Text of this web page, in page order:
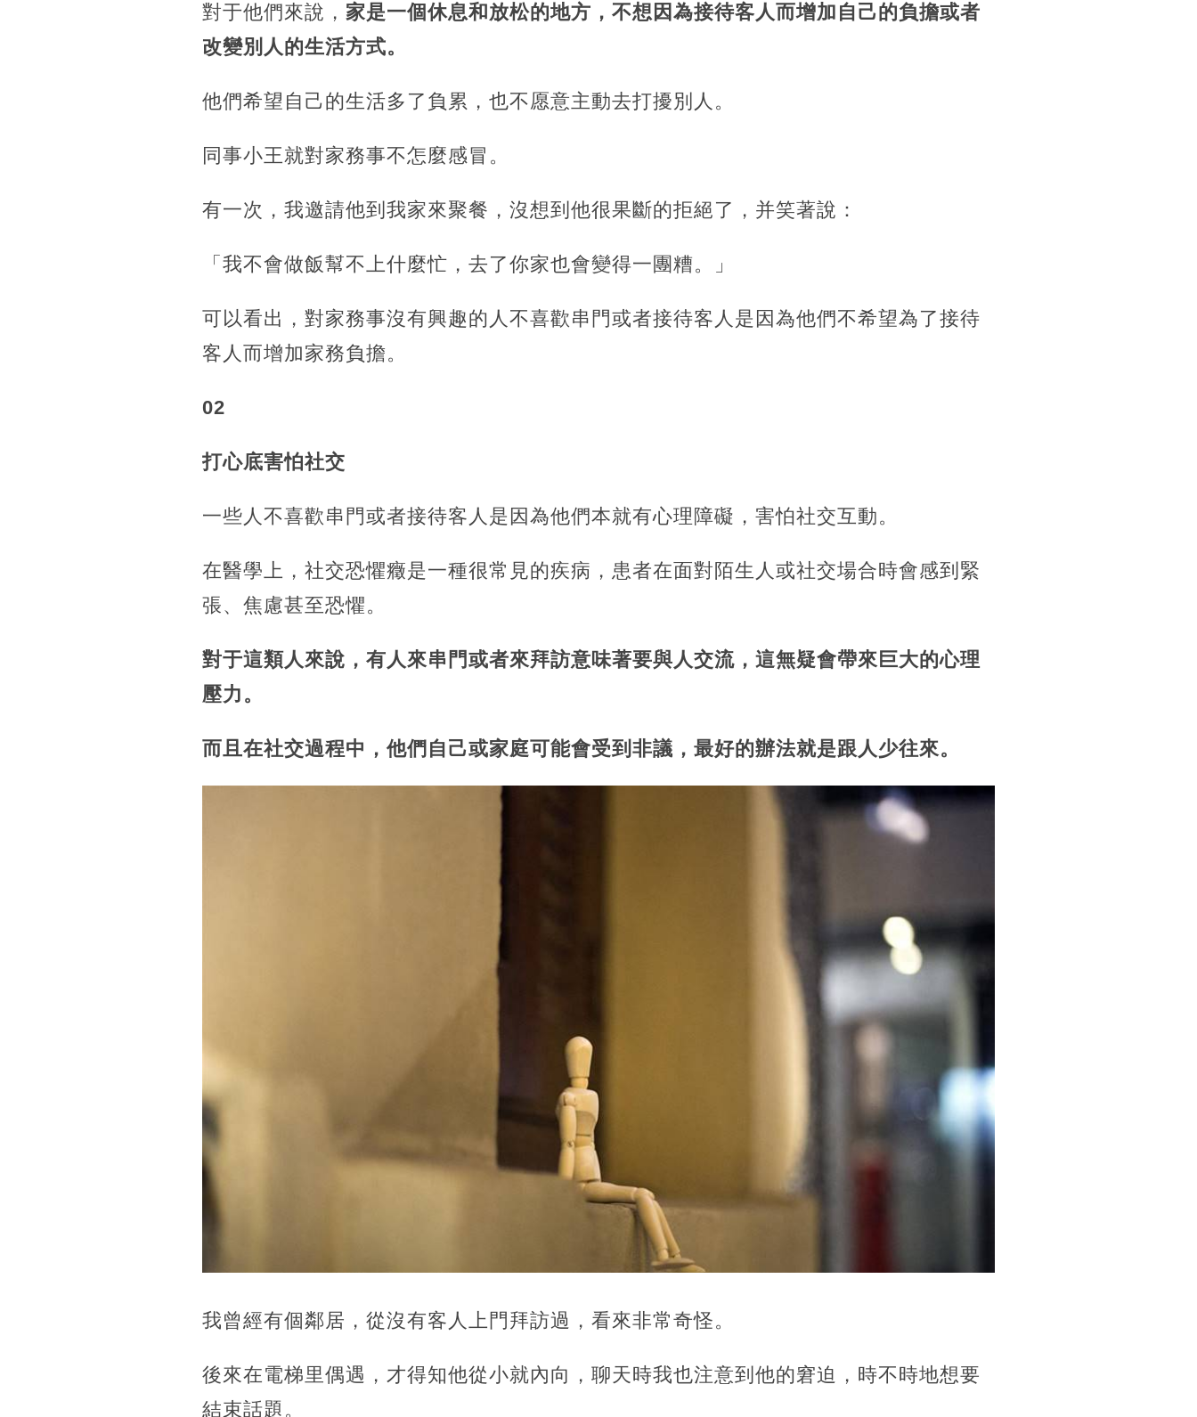
對于他們來說， 家是一個休息和放松的地方，不想因為接待客人而增加自己的負擔或者
改變別人的生活方式。
他們希望自己的生活多了負累，也不愿意主動去打擾別人。
同事小王就對家務事不怎麼感冒。
有一次，我邀請他到我家來聚餐，沒想到他很果斷的拒絕了，并笑著說：
「我不會做飯幫不上什麼忙，去了你家也會變得一團糟。」
可以看出，對家務事沒有興趣的人不喜歡串門或者接待客人是因為他們不希望為了接待
客人而增加家務負擔。
02
打心底害怕社交
一些人不喜歡串門或者接待客人是因為他們本就有心理障礙，害怕社交互動。
在醫學上，社交恐懼癥是一種很常見的疾病，患者在面對陌生人或社交場合時會感到緊
張、焦慮甚至恐懼。
對于這類人來說，有人來串門或者來拜訪意味著要與人交流，這無疑會帶來巨大的心理
壓力。
而且在社交過程中，他們自己或家庭可能會受到非議，最好的辦法就是跟人少往來。
我曾經有個鄰居，從沒有客人上門拜訪過，看來非常奇怪。
後來在電梯里偶遇，才得知他從小就內向，聊天時我也注意到他的窘迫，時不時地想要
結束話題。